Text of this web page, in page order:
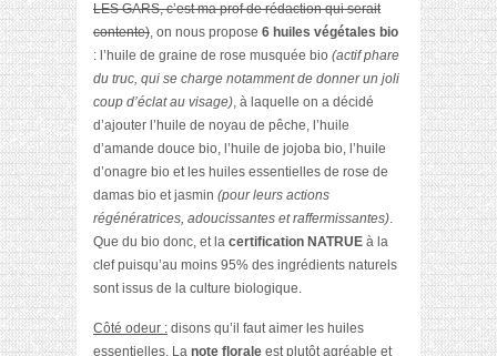
LES GARS, c’est ma prof de rédaction qui serait
contente), on nous propose 6 huiles végétales bio
: l’huile de graine de rose musquée bio (actif phare
du truc, qui se charge notamment de donner un joli
coup d’éclat au visage), à laquelle on a décidé
d’ajouter l’huile de noyau de pêche, l’huile
d’amande douce bio, l’huile de jojoba bio, l’huile
d’onagre bio et les huiles essentielles de rose de
damas bio et jasmin (pour leurs actions
régénératrices, adoucissantes et raffermissantes).
Que du bio donc, et la certification NATRUE à la
clef puisqu’au moins 95% des ingrédients naturels
sont issus de la culture biologique.
Côté odeur : disons qu’il faut aimer les huiles
essentielles. La note florale est plutôt agréable et